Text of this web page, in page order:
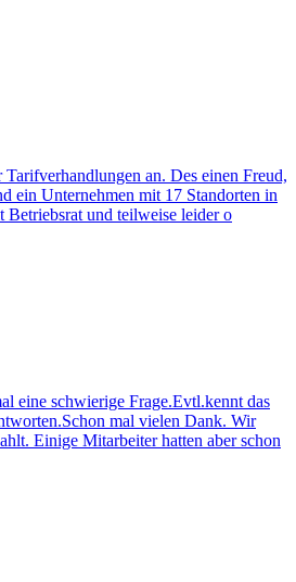
Tarifverhandlungen an. Des einen Freud,
ein Unternehmen mit 17 Standorten in
Betriebsrat und teilweise leider o
eine schwierige Frage.Evtl.kennt das
mal vielen Dank. Wir
Einige Mitarbeiter hatten aber schon